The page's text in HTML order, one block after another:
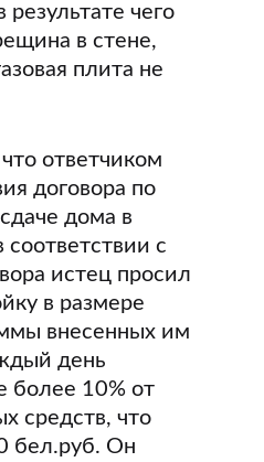
результате чего
в стене,
плита не
ответчиком
договора по
дома в
с
истец просил
в размере
внесенных им
день
более 10% от
средств, что
бел.руб. Он